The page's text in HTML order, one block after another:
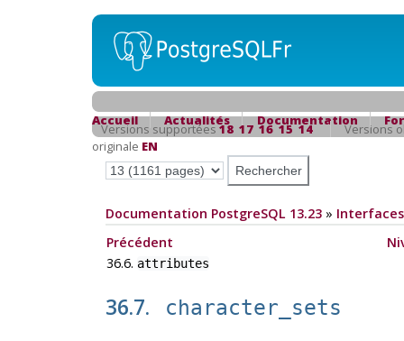
Accueil Actualités Documentation
Versions supportées18 17 16 15 14
Versions
originale EN
Documentation PostgreSQL 13.23»
Précédent
36.6. attributes
36.7. character_sets